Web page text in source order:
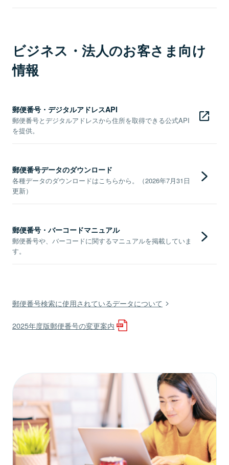
ビジネス・法人のお客さま向け
情報
郵便番号・デジタルアドレスAPI
郵便番号とデジタルアドレスから住所を取得できる公式API
を提供。
郵便番号データのダウンロード
各種データのダウンロードはこちらから。（2026年7月31日
更新）
郵便番号・バーコードマニュアル
郵便番号や、バーコードに関するマニュアルを掲載していま
す。
郵便番号検索に使用されているデータについて
2025年度版郵便番号の変更案内